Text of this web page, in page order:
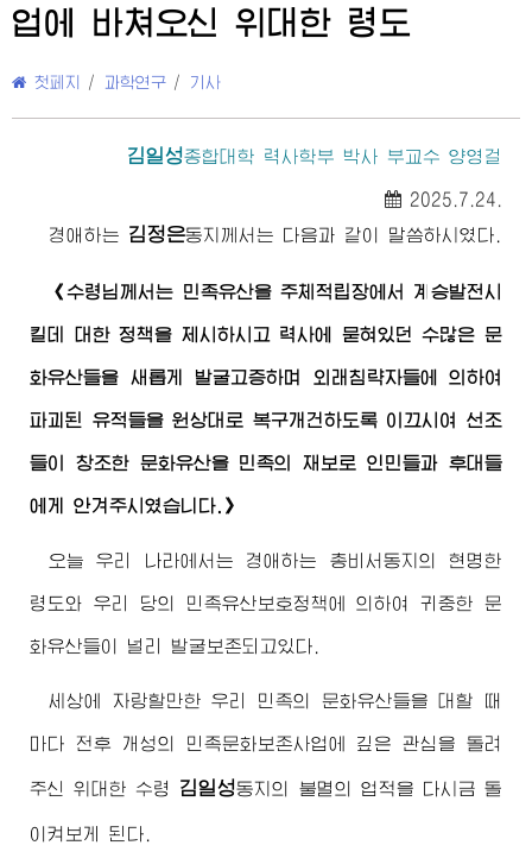
업에 바쳐오신 위대한 령도
첫페지 / 과학연구 / 기사
김일성종합대학 력사학부 박사 부교수 양영걸
2025.7.24.
경애하는 김정은동지께서 는 다음과 같이 말씀하시였다.
《수령님께서는 민족유산을 주체적립장에서 계승발전시
킬데 대한 정책을 제시하시고 력사에 묻혀있던 수많은 문
화유산들을 새롭게 발굴고증하며 외래침략자들에 의하여
파괴된 유적들을 원상대로 복구개건하도록 이끄시여 선조
들이 창조한 문화유산을 민족의 재보로 인민들과 후대들
에게 안겨주시였습니다.》
오늘 우리 나라에서는 경애하는 총비서동지 의 현명한
령도와 우리 당의 민족유산보호정책에 의하여 귀중한 문
화유산들이 널리 발굴보존되고있다.
세상에 자랑할만한 우리 민족의 문화유산들을 대할 때
마다 전후 개성의 민족문화보존사업에 깊은 관심을 돌려
주신위대한 수령 김일성동지의 불멸의 업적을 다시금 돌
이켜보게 된다.